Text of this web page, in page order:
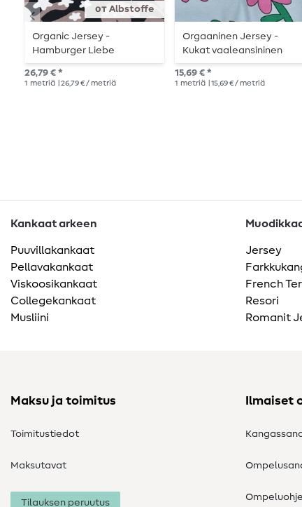
от Albstoffe
Organic Jersey -
Hamburger Liebe
Digitaalipainatus Musta
26,79 € *
1 metriä | 26,79 € / metriä
Orgaaninen Jersey -
Kukat vaaleansininen
15,69 € *
1 metriä | 15,69 € / metriä
Kankaat arkeen
Puuvillakankaat
Pellavakankaat
Viskoosikankaat
Collegekankaat
Musliini
Jersey
French
Resori
Romanit
Maksu ja toimitus
Toimitustiedot
Maksutavat
Tilauksen peruutus
Ilmaiset